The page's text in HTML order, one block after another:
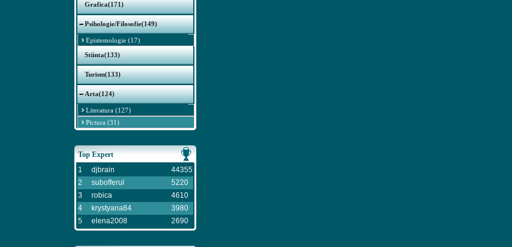
Grafica(171)
Psihologie/Filosofie(149)
Epistemologie (17)
Stiinta(133)
Turism(133)
Arta(124)
Literatura (127)
Pictura (31)
Top Expert
1
djbrain
44355
2
subofferul
5220
3
robica
4610
4
krystyana84
3980
5
elena2008 2690